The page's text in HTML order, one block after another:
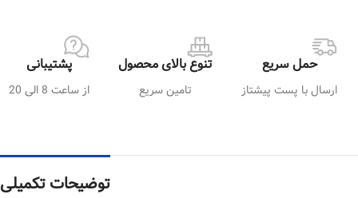
حمل سریع
ارسال با پست پیشتاز
تنوع بالای محصول
تامین سریع
پشتیبانی
از ساعت 8 الی 20
توضیحات تکمیلی